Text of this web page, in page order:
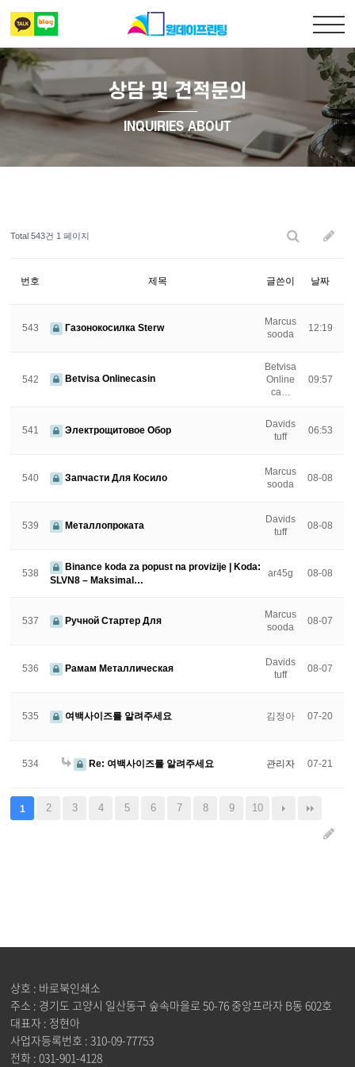
출력복사
책만들기
상담 및 견적문의
INQUIRIES ABOUT
Total 543건 1 페이지
번호 제목 글쓴이 날짜
543 Газонокосилка Sterw
Marcus
sooda
12:19
542 Betvisa Onlinecasin
Betvisa
Online
ca…
09:57
541 Электрощитовое Обор
Davids
tuff
06:53
540 Запчасти Для Косило
Marcus
sooda
08-08
539 Металлопроката
Davids
tuff
08-08
538
Binance koda za popust na provizije | Koda:
SLVN8 – Maksimal…
ar45g 08-08
537 Ручной Стартер Для
Marcus
sooda
08-07
536 Рамам Металлическая
Davids
tuff
08-07
535 여백사이즈를 알려주세요 김정아 07-20
534 Re: 여백사이즈를 알려주세요 관리자 07-21
1 2 3 4 5 6 7 8 9 10
상호 : 바로북인쇄소
주소 : 경기도 고양시 일산동구 숲속마을로 50-76 중앙프라자 B동 602호
대표자 : 정현아
사업자등록번호 : 310-09-77753
전화 : 031-901-4128